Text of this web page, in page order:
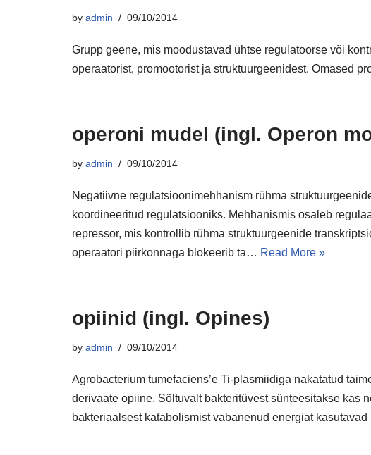
by admin 09/10/2014
Grupp geene, mis moodustavad ühtse regulatoorse või
operaatorist, promootorist ja struktuurgeenidest. Omased
operoni mudel (ingl. Operon
by admin 09/10/2014
Negatiivne regulatsioonimehhanism rühma
koordineeritud regulatsiooniks. Mehhanismis osaleb
repressor, mis kontrollib rühma struktuurgeenide
operaatori piirkonnaga blokeerib ta… Read More »
opiinid (ingl. Opines)
by admin 09/10/2014
Agrobacterium tumefaciens’e Ti-plasmiidiga nakatatud
derivaate opiine. Sõltuvalt bakteritüvest sünteesitakse kas
bakteriaalsest katabolismist vabanenud energiat